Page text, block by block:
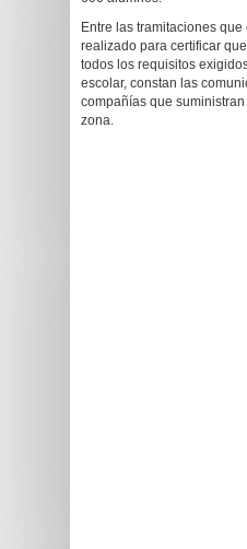
Entre las tramitaciones
realizado para certificar
todos los requisitos
escolar, constan las
compañías que
zona.